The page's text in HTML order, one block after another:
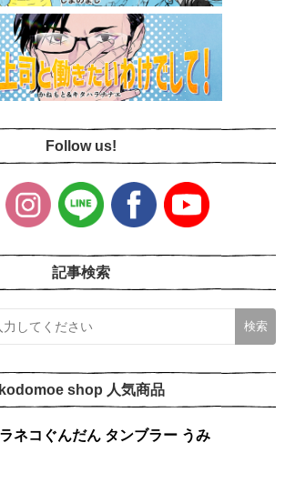
Follow us!
記事検索
kodomoe shop 人気商品
ノラネコぐんだん タンブラー うみ